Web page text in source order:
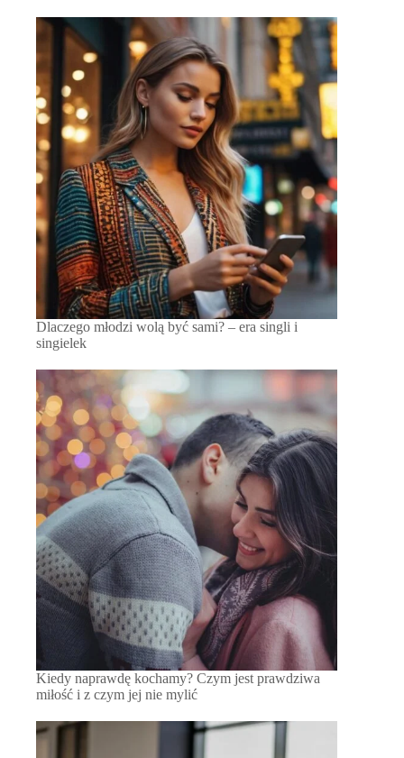
Dlaczego młodzi wolą być sami? – era singli i
singielek
Kiedy naprawdę kochamy? Czym jest prawdziwa
miłość i z czym jej nie mylić